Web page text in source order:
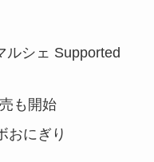
ルシェ Supported
も開始
おにぎり